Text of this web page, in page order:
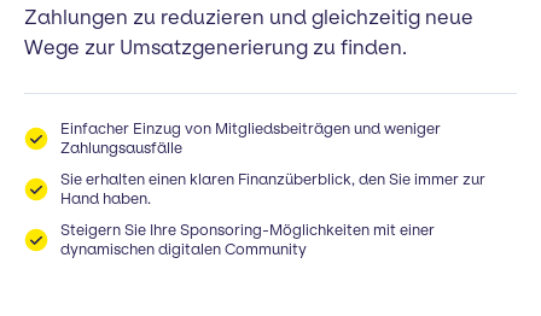
Zahlungen zu reduzieren und gleichzeitig neue
Wege zur Umsatzgenerierung zu finden.
Einfacher Einzug von Mitgliedsbeiträgen und weniger
Zahlungsausfälle
Sie erhalten einen klaren Finanzüberblick, den Sie immer zur
Hand haben.
Steigern Sie Ihre Sponsoring-Möglichkeiten mit einer
dynamischen digitalen Community